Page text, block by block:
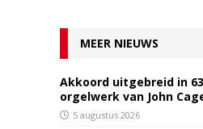
MEER NIEUWS
Akkoord uitgebreid in
orgelwerk van John
5 augustus 2026